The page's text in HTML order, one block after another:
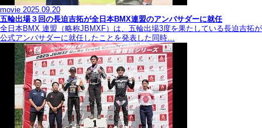
movie 2025.09.20
五輪出場３回の長迫吉拓が全日本BMX連盟のアンバサダーに就任
全日本BMX 連盟（略称JBMXF）は、五輪出場3度を果たしている長迫吉拓が
公式アンバサダーに就任したことを発表した同時…